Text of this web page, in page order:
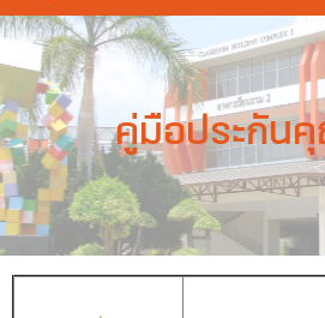
คู่มือประกัน